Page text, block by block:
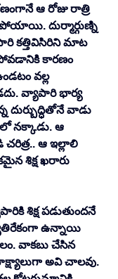
ఆ రోజు రాత్రి
దుర్మార్గుణ్ని
కత్తివిసిరిని మాట
పోవడానికి కారణం
వల్ల
వ్యాపారి భార్య
వాడు
నక్కాడు. ఆ
ఆ ఇల్లాలి
శిక్ష ఖరారు
శిక్ష పడుతుందనే
ఉన్నాయి
వాకబు చేసిన
అవి చాలవు.